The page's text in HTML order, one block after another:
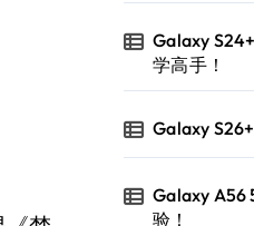
Galaxy
学高手！
Galaxy
Galaxy A56
验！